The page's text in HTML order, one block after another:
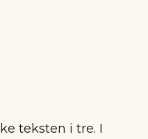
teksten i tre. I